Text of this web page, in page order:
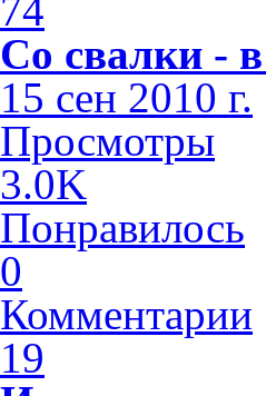
74
Со свалки -
15 сен 2010 г.
Просмотры
3.0K
Понравилось
0
Комментарии
19